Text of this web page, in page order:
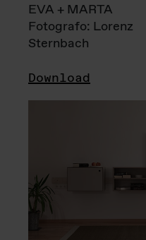
EVA + MARTA
Fotografo: Lorenz
Sternbach
Download